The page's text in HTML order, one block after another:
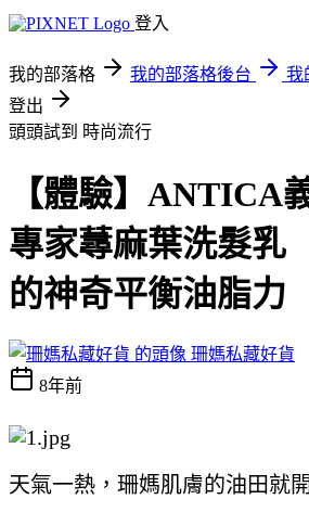
登入
我的部落格 我的部落格後台
我
登出
頭頭試到 時尚流行
【體驗】ANTICA
專家蕁麻葉洗髮
的神奇平衡油脂力
珊媽私藏好貨
8年前
天氣一熱，珊媽肌膚的油田就